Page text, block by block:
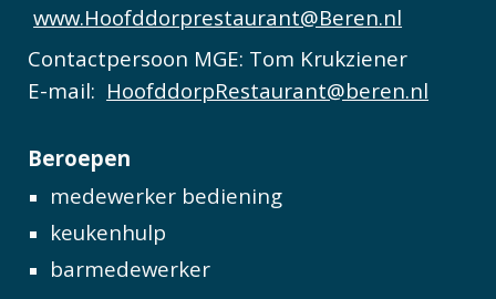
www.Hoofddorprestaurant@Beren.nl
Contactpersoon MGE: Tom Krukziener
E-mail: HoofddorpRestaurant@beren.nl
Beroepen
medewerker bediening
keukenhulp
barmedewerker